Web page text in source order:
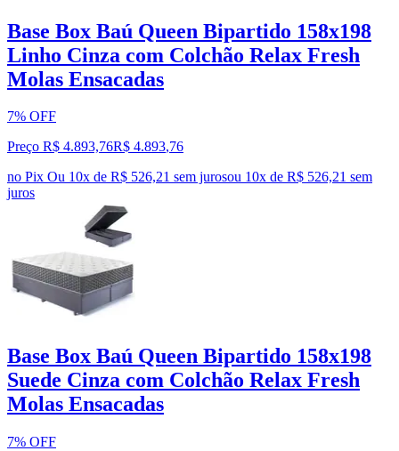
Base Box Baú Queen Bipartido 158x198
Linho Cinza com Colchão Relax Fresh
Molas Ensacadas
7% OFF
Preço R$ 4.893,76R$ 4.893,76
no Pix Ou 10x de R$ 526,21 sem jurosou 10x de R$ 526,21 sem
juros
Base Box Baú Queen Bipartido 158x198
Suede Cinza com Colchão Relax Fresh
Molas Ensacadas
7% OFF